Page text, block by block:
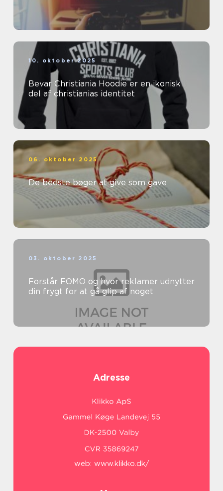
10. oktober 2025
Bevar Christiania Hoodie er en ikonisk
del af christianias identitet
06. oktober 2025
De bedste bøger at give som gave
03. oktober 2025
Forstår FOMO og hvor reklamer udnytter
din frygt for at gå glip af noget
Adresse
web: www.klikko.dk/